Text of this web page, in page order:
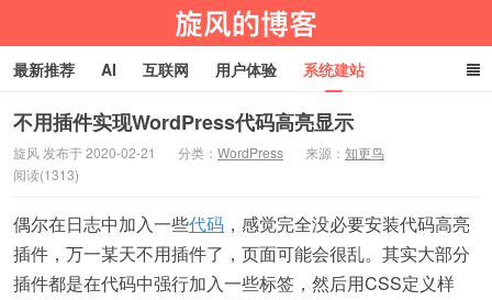
最新推荐 AI 互联网 用户体验 系统建站
编程技术 淘宝客 生活百科 玩机技巧 网址导航
不用插件实现WordPress代码高亮显示
旋风 发布于 2020-02-21 分类： WordPress 来源： 知更鸟
阅读(1313)
偶尔在日志中加入一些代码 ，感觉完全没必要安装代码高亮
插件，万一某天不用插件了，页面可能会很乱。其实大部分
插件都是在代码中强行加入一些标签，然后用CSS定义样